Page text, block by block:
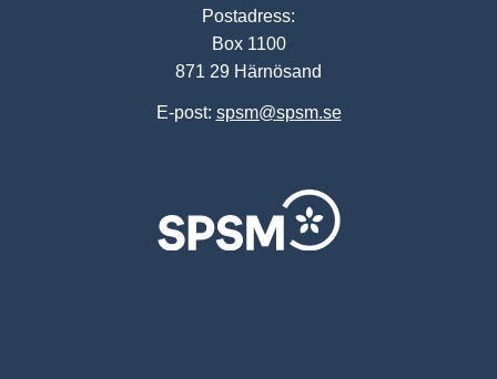
Postadress:
Box 1100
871 29 Härnösand
E-post: spsm@spsm.se